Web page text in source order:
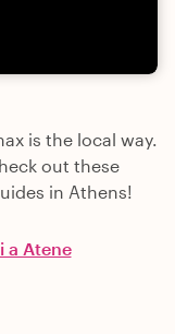
is the local way.
out these
in Athens!
a Atene